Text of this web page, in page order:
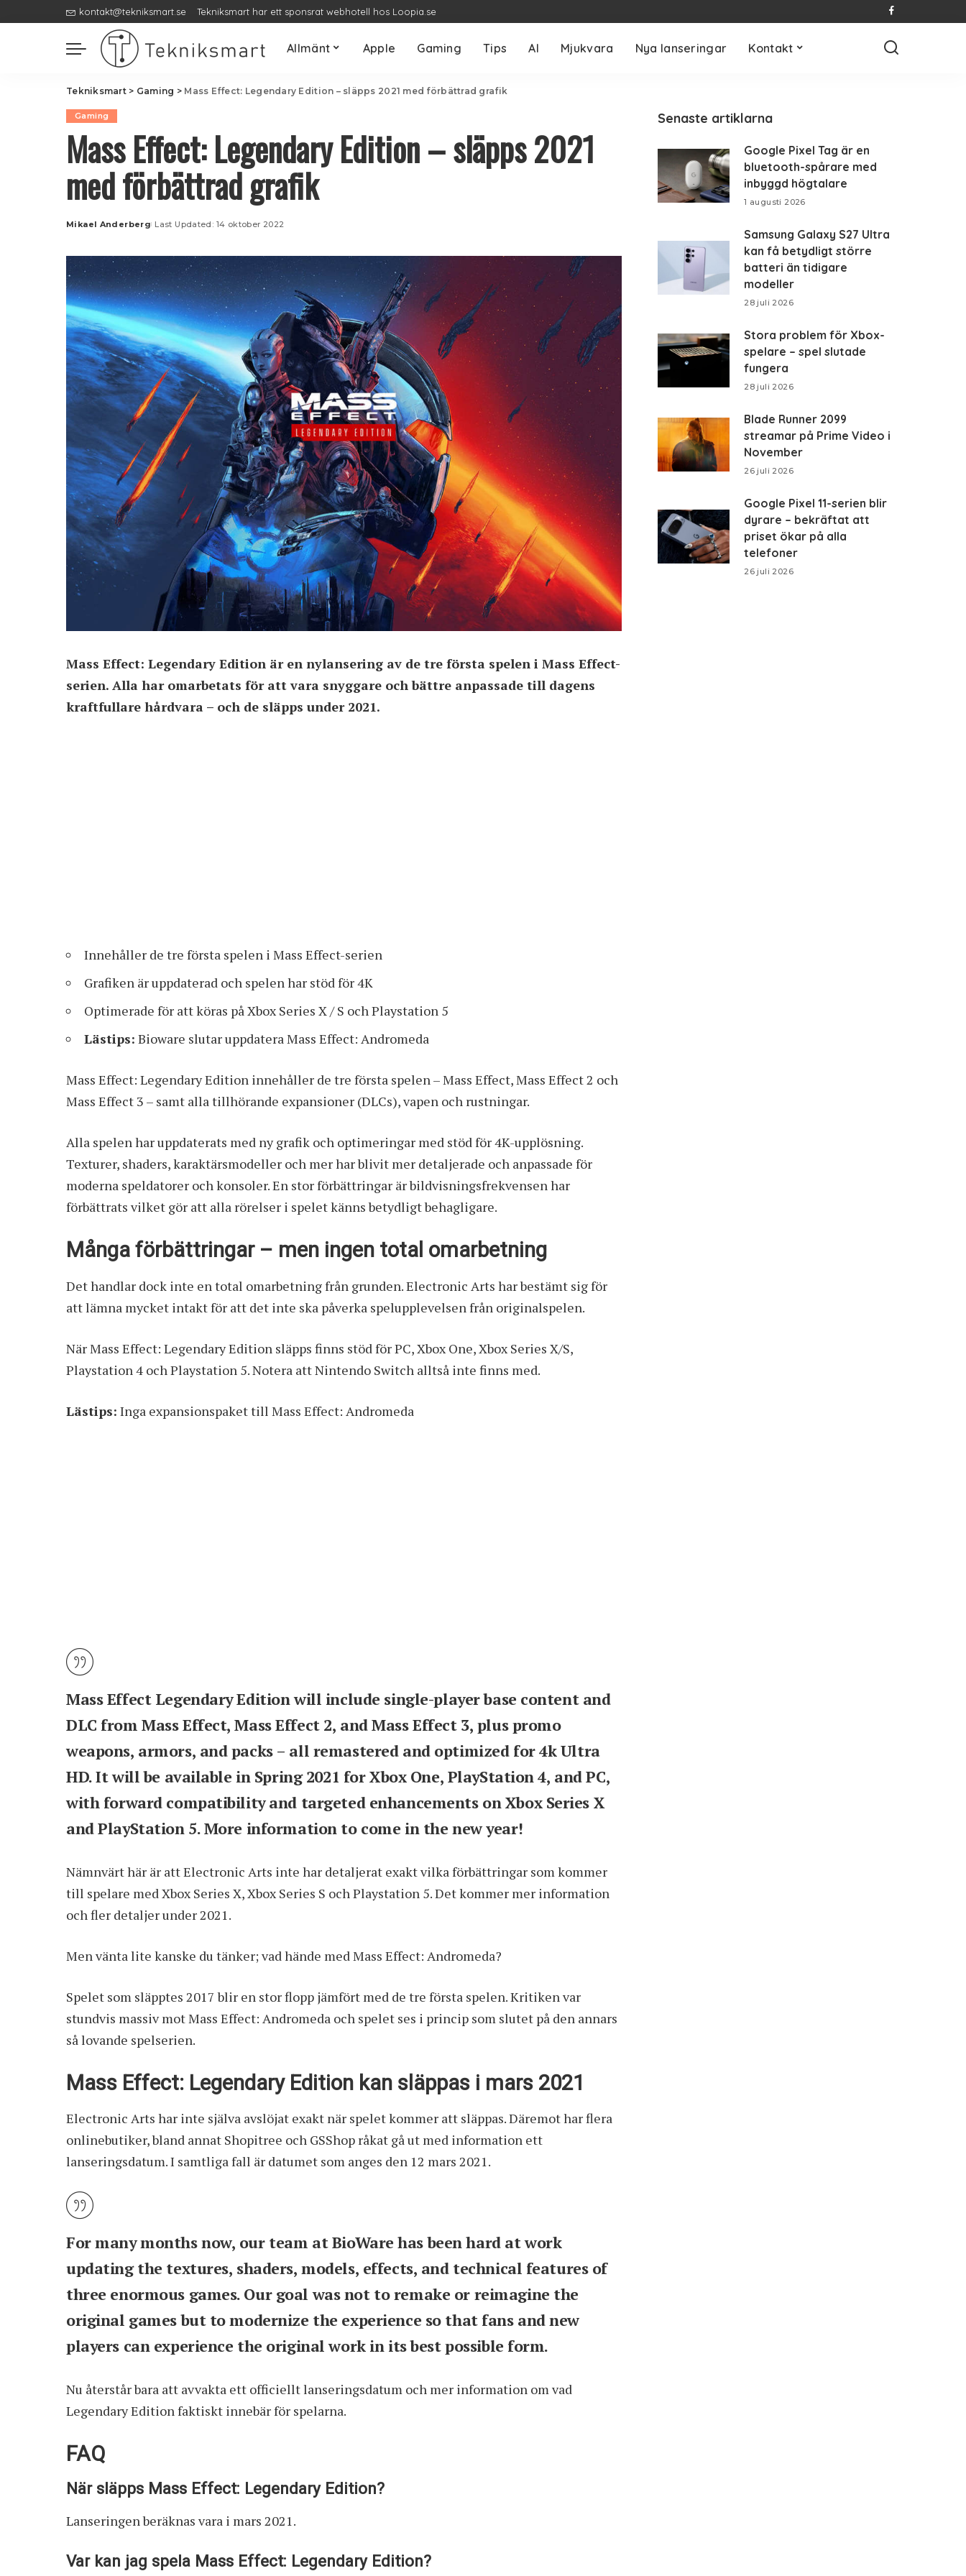
kontakt@tekniksmart.se Tekniksmart har ett sponsrat webhotell hos Loopia.se
Allmänt Apple Gaming Tips AI Mjukvara Nya lanseringar Kontakt
Tekniksmart> Gaming > Mass Effect: Legendary Edition – släpps 2021 med förbättrad grafik
Gaming
Mass Effect: Legendary Edition – släpps 2021
med förbättrad grafik
Posted
Mikael Anderberg Last Updated: 14 oktober 2022
Mass Effect: Legendary Edition är en nylansering av de tre första spelen i Mass Effect-
serien. Alla har omarbetats för att vara snyggare och bättre anpassade till dagens
kraftfullare hårdvara – och de släpps under 2021.
Innehåller de tre första spelen i Mass Effect-serien
Grafiken är uppdaterad och spelen har stöd för 4K
Optimerade för att köras på Xbox Series X / S och Playstation 5
Lästips: Bioware slutar uppdatera Mass Effect: Andromeda
Mass Effect: Legendary Edition innehåller de tre första spelen – Mass Effect, Mass Effect 2 och
Mass Effect 3 – samt alla tillhörande expansioner (DLCs), vapen och rustningar.
Alla spelen har uppdaterats med ny grafik och optimeringar med stöd för 4K-upplösning.
Texturer, shaders, karaktärsmodeller och mer har blivit mer detaljerade och anpassade för
moderna speldatorer och konsoler. En stor förbättringar är bildvisningsfrekvensen har
förbättrats vilket gör att alla rörelser i spelet känns betydligt behagligare.
Många förbättringar – men ingen total omarbetning
Det handlar dock inte en total omarbetning från grunden. Electronic Arts har bestämt sig för
att lämna mycket intakt för att det inte ska påverka spelupplevelsen från originalspelen.
När Mass Effect: Legendary Edition släpps finns stöd för PC, Xbox One, Xbox Series X/S,
Playstation 4 och Playstation 5. Notera att Nintendo Switch alltså inte finns med.
Lästips: Inga expansionspaket till Mass Effect: Andromeda
Mass Effect Legendary Edition will include single-player base content and
DLC from Mass Effect, Mass Effect 2, and Mass Effect 3, plus promo
weapons, armors, and packs – all remastered and optimized for 4k Ultra
HD. It will be available in Spring 2021 for Xbox One, PlayStation 4, and PC,
with forward compatibility and targeted enhancements on Xbox Series X
and PlayStation 5. More information to come in the new year!
Nämnvärt här är att Electronic Arts inte har detaljerat exakt vilka förbättringar som kommer
till spelare med Xbox Series X, Xbox Series S och Playstation 5. Det kommer mer information
och fler detaljer under 2021.
Men vänta lite kanske du tänker; vad hände med Mass Effect: Andromeda?
Spelet som släpptes 2017 blir en stor flopp jämfört med de tre första spelen. Kritiken var
stundvis massiv mot Mass Effect: Andromeda och spelet ses i princip som slutet på den annars
så lovande spelserien.
Mass Effect: Legendary Edition kan släppas i mars 2021
Electronic Arts har inte själva avslöjat exakt när spelet kommer att släppas. Däremot har flera
onlinebutiker, bland annat Shopitree och GSShop råkat gå ut med information ett
lanseringsdatum. I samtliga fall är datumet som anges den 12 mars 2021.
For many months now, our team at BioWare has been hard at work
updating the textures, shaders, models, effects, and technical features of
three enormous games. Our goal was not to remake or reimagine the
original games but to modernize the experience so that fans and new
players can experience the original work in its best possible form.
Nu återstår bara att avvakta ett officiellt lanseringsdatum och mer information om vad
Legendary Edition faktiskt innebär för spelarna.
FAQ
När släpps Mass Effect: Legendary Edition?
Lanseringen beräknas vara i mars 2021.
Var kan jag spela Mass Effect: Legendary Edition?
Senaste artiklarna
Google Pixel Tag är en
bluetooth-spårare med
inbyggd högtalare
1 augusti 2026
Samsung Galaxy S27 Ultra
kan få betydligt större
batteri än tidigare
modeller
28 juli 2026
Stora problem för Xbox-
spelare – spel slutade
fungera
28 juli 2026
Blade Runner 2099
streamar på Prime Video i
November
26 juli 2026
Google Pixel 11-serien blir
dyrare – bekräftat att
priset ökar på alla
telefoner
26 juli 2026